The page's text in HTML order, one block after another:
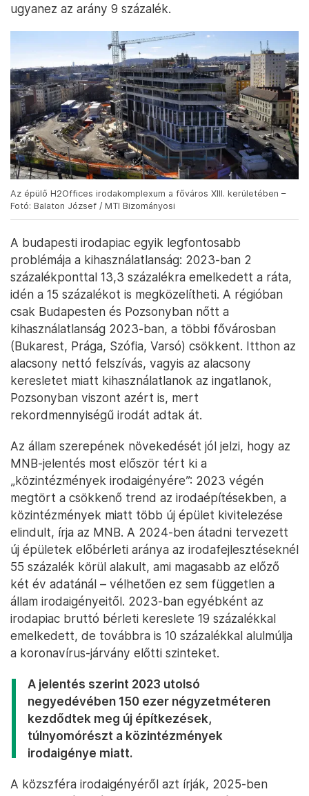
ugyanez az arány 9 százalék.
Az épülő H2Offices irodakomplexum a főváros XIII. kerületében –
Fotó: Balaton József / MTI Bizományosi
A budapesti irodapiac egyik legfontosabb
problémája a kihasználatlanság: 2023-ban 2
százalékponttal 13,3 százalékra emelkedett a ráta,
idén a 15 százalékot is megközelítheti. A régióban
csak Budapesten és Pozsonyban nőtt a
kihasználatlanság 2023-ban, a többi fővárosban
(Bukarest, Prága, Szófia, Varsó) csökkent. Itthon az
alacsony nettó felszívás, vagyis az alacsony
keresletet miatt kihasználatlanok az ingatlanok,
Pozsonyban viszont azért is, mert
rekordmennyiségű irodát adtak át.
Az állam szerepének növekedését jól jelzi, hogy az
MNB-jelentés most először tért ki a
„közintézmények irodaigényére”: 2023 végén
megtört a csökkenő trend az irodaépítésekben, a
közintézmények miatt több új épület kivitelezése
elindult, írja az MNB. A 2024-ben átadni tervezett
új épületek előbérleti aránya az irodafejlesztéseknél
55 százalék körül alakult, ami magasabb az előző
két év adatánál – vélhetően ez sem független a
állam irodaigényeitől. 2023-ban egyébként az
irodapiac bruttó bérleti kereslete 19 százalékkal
emelkedett, de továbbra is 10 százalékkal alulmúlja
a koronavírus-járvány előtti szinteket.
A jelentés szerint 2023 utolsó
negyedévében 150 ezer négyzetméteren
kezdődtek meg új építkezések,
túlnyomórészt a közintézmények
irodaigénye miatt.
A közszféra irodaigényéről azt írják, 2025-ben